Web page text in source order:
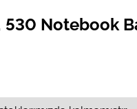
530 Notebook